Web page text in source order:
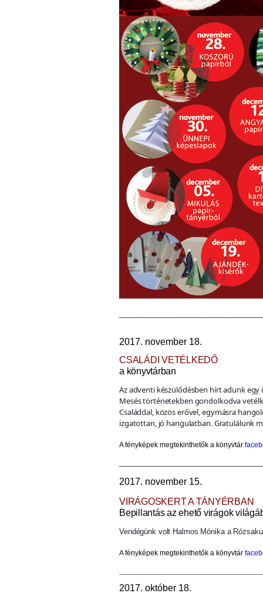
2017. november 18.
CSALÁDI VETÉLKEDŐ
a könyvtárban
Az adventi készülődésben hírt adunk
Mesés történetekben gondolkodva
Családdal, közös erővel, egymásra
izgatottan, jó hangulatban. Gratulálunk
A fényképek megtekinthetők a könyvtár
2017. november 15.
VIRÁGOSKERT A TÁNYÉRBAN
Bepillantás az ehető virágok
Vendégünk volt Halmos Mónika a
A fényképek megtekinthetők a könyvtár
2017. október 18.